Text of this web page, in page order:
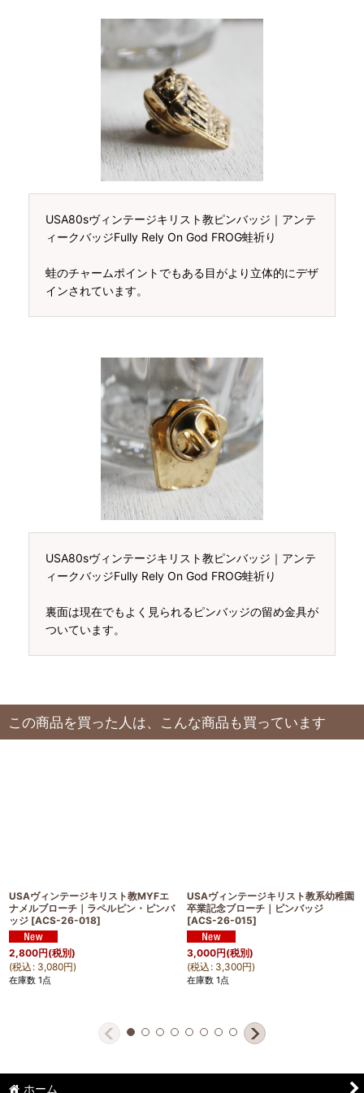
USA80sヴィンテージキリスト教ピンバッジ｜アンテ
ィークバッジFully Rely On God FROG蛙祈り
蛙のチャームポイントでもある目がより立体的にデザ
インされています。
USA80sヴィンテージキリスト教ピンバッジ｜アンテ
ィークバッジFully Rely On God FROG蛙祈り
裏面は現在でもよく見られるピンバッジの留め金具が
ついています。
この商品を買った人は、こんな商品も買っています
USAヴィンテージキリスト教MYFエ
ナメルブローチ｜ラペルピン・ピンバ
ッジ [ACS-26-018]
2,800円(税別)
(税込 : 3,080円)
在庫数 1点
USAヴィンテージキリスト教系幼稚園
卒業記念ブローチ｜ピンバッジ
[ACS-26-015]
3,000円(税別)
(税込 : 3,300円)
在庫数 1点
ホーム